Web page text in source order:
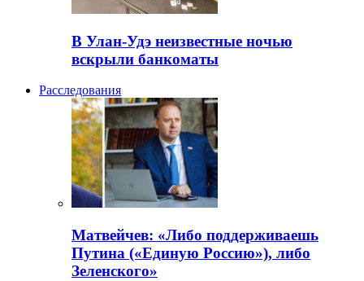
В Улан-Удэ неизвестные ночью
вскрыли банкоматы
Расследования
Матвейчев: «Либо поддерживаешь
Путина («Единую Россию»), либо
Зеленского»